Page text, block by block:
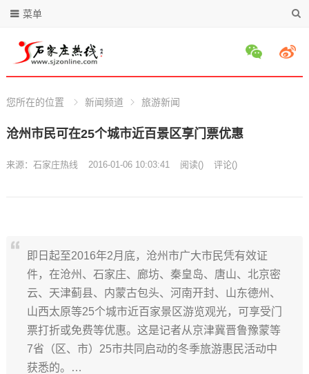
菜单
您所在的位置 新闻频道 旅游新闻
沧州市民可在25个城市近百景区享门票优惠
来源： 石家庄热线 2016-01-06 10:03:41 阅读() 评论()
即日起至2016年2月底，沧州市广大市民凭有效证
件，在沧州、石家庄、廊坊、秦皇岛、唐山、北京密
云、天津蓟县、内蒙古包头、河南开封、山东德州、
山西太原等25个城市近百家景区游览观光，可享受门
票打折或免费等优惠。这是记者从京津冀晋鲁豫蒙等
7省（区、市）25市共同启动的冬季旅游惠民活动中
获悉的。…